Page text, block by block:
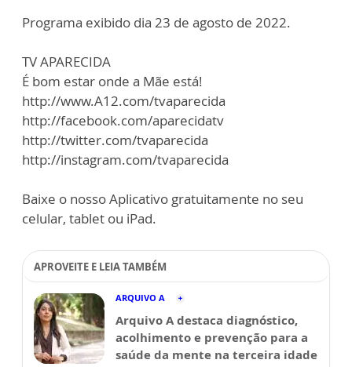
Programa exibido dia 23 de agosto de 2022.
TV APARECIDA
É bom estar onde a Mãe está!
http://www.A12.com/tvaparecida
http://facebook.com/aparecidatv
http://twitter.com/tvaparecida
http://instagram.com/tvaparecida
Baixe o nosso Aplicativo gratuitamente no seu
celular, tablet ou iPad.
APROVEITE E LEIA TAMBÉM
ARQUIVO A
Arquivo A destaca diagnóstico,
acolhimento e prevenção para a
saúde da mente na terceira idade